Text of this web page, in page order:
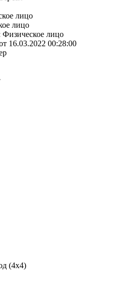
лицо
лицо
Физическое лицо
16.03.2022 00:28:00
(4x4)